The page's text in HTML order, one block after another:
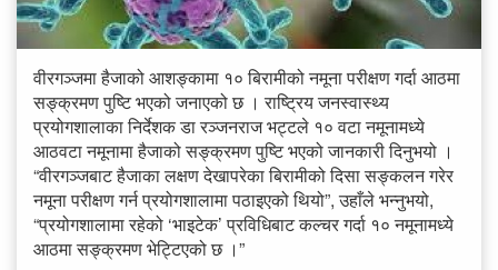
वीरगञ्जमा हैजाको आशङ्कामा १० बिरामीको नमूना परीक्षण गर्दा आठमा
सङ्क्रमण पुष्टि भएको जनाएको छ । राष्ट्रिय जनस्वास्थ्य
प्रयोगशालाका निर्देशक डा रञ्जनराज भट्टले १० वटा नमूनामध्ये
आठवटा नमूनामा हैजाको सङ्क्रमण पुष्टि भएको जानकारी दिनुभयो ।
“वीरगञ्जबाट हैजाका लक्षण देखापरेका बिरामीको दिसा सङ्कलन गरेर
नमूना परीक्षण गर्न प्रयोगशालामा पठाइएको थियो”, उहाँले भन्नुभयो,
“प्रयोगशालामा रहेको ‘भाइटेक’ प्रविधिबाट कल्चर गर्दा १० नमूनामध्ये
आठमा सङ्क्रमण भेट्टिएको छ ।”